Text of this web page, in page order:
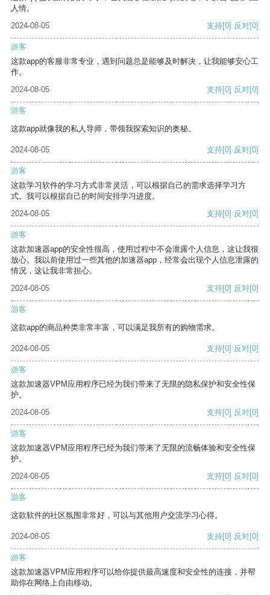
人情。
2024-08-05
支持[0] 反对[0]
游客
这款app的客服非常专业，遇到问题总是能够及时解决，让我能够安心工
作。
2024-08-05
支持[0] 反对[0]
游客
这款app就像我的私人导师，带领我探索知识的奥秘。
2024-08-05 支持[0] 反对[0]
游客
这款学习软件的学习方式非常灵活，可以根据自己的需求选择学习方
式。我可以根据自己的时间安排学习进度。
2024-08-05
支持[0] 反对[0]
游客
这款加速器app的安全性很高，使用过程中不会泄露个人信息，这让我很
放心。我以前使用过一些其他的加速器app，经常会出现个人信息泄露的
情况，这让我非常担心。
2024-08-05
支持[0] 反对[0]
游客
这款app的商品种类非常丰富，可以满足我所有的购物需求。
2024-08-05 支持[0] 反对[0]
游客
这款加速器VPM应用程序已经为我们带来了无限的隐私保护和安全性保
护。
2024-08-05
支持[0] 反对[0]
游客
这款加速器VPM应用程序已经为我们带来了无限的流畅体验和安全性保
护。
2024-08-05
支持[0] 反对[0]
游客
这款软件的社区氛围非常好，可以与其他用户交流学习心得。
2024-08-05 支持[0] 反对[0]
游客
这款加速器VPM应用程序可以给你提供最高速度和安全性的连接，并帮
助你在网络上自由移动。